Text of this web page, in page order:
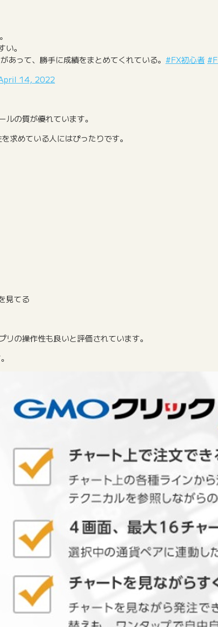
。
あって、勝手に成績をまとめてくれている。 #FX初心者
14, 2022
の質が優れています。
求めている人にはぴったりです。
見てる
の操作性も良いと評価されています。